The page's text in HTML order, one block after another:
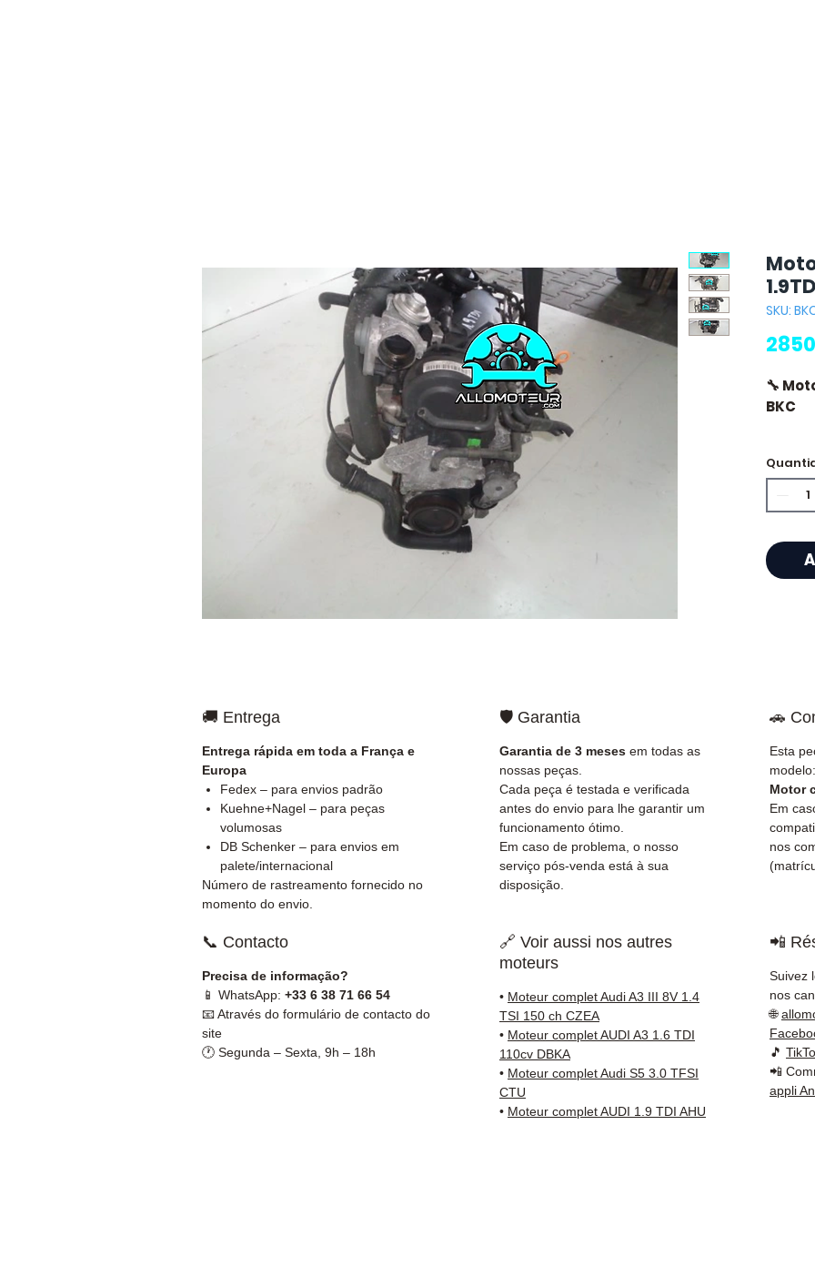
SKU:
🔧
BKC
⭐
?
🇫🇷 e
✅
antes
✅
✅
📞
a
🚚 Entrega
Entrega rápida em toda a França e
Europa
Fedex – para envios padrão
Kuehne+Nagel – para peças
volumosas
DB Schenker – para envios em
palete/internacional
Número de rastreamento fornecido no
momento do envio.
🛡️ Garantia
Garantia de 3 meses em todas as
nossas peças.
Cada peça é testada e verificada
antes do envio para lhe garantir um
funcionamento ótimo.
Em caso de problema, o nosso
serviço pós-venda está à sua
disposição.
🚗
Esta
modelo:
Motor
Em
nos
📞 Contacto
Precisa de informação?
📱 WhatsApp: +33 6 38 71 66 54
📧 Através do formulário de contacto do
site
🕐 Segunda – Sexta, 9h – 18h
🔗 Voir aussi nos autres
moteurs
• Moteur complet Audi A3 III 8V 1.4
TSI 150 ch CZEA
• Moteur complet AUDI A3 1.6 TDI
110cv DBKA
• Moteur complet Audi S5 3.0 TFSI
CTU
• Moteur complet AUDI 1.9 TDI AHU
📲
Suivez
nos
🌐
🎵
📲
appli